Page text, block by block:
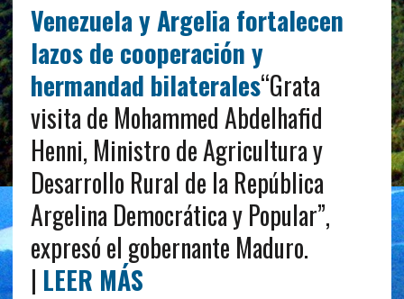
Venezuela y Argelia fortalecen
lazos de cooperación y
hermandad bilaterales“Grata
visita de Mohammed Abdelhafid
Henni, Ministro de Agricultura y
Desarrollo Rural de la República
Argelina Democrática y Popular”,
expresó el gobernante Maduro.
| LEER MÁS